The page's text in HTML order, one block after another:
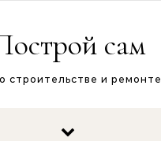
сам
строительстве и ремонте